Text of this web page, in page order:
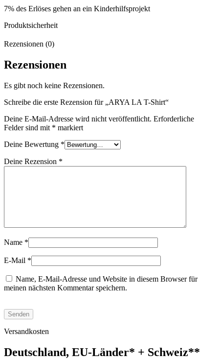
7% des Erlöses gehen an ein Kinderhilfsprojekt
Produktsicherheit
Rezensionen (0)
Rezensionen
Es gibt noch keine Rezensionen.
Schreibe die erste Rezension für „ARYA LA T-Shirt“
Deine E-Mail-Adresse wird nicht veröffentlicht. Erforderliche
Felder sind mit * markiert
Deine Bewertung *
Deine Rezension *
Name *
E-Mail *
Name, E-Mail-Adresse und Website in diesem Browser für
meinen nächsten Kommentar speichern.
Versandkosten
Deutschland, EU-Länder* + Schweiz**